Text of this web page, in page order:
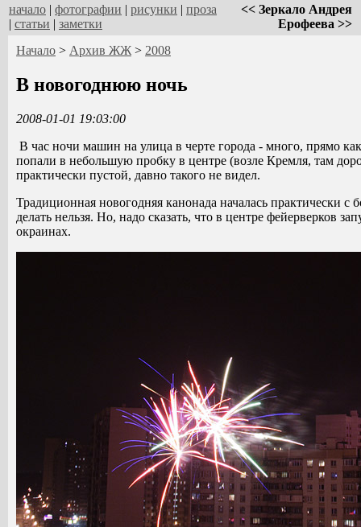
начало | фотографии | рисунки | проза
| статьи | заметки
<< Зеркало Андрея
Ерофеева >>
Начало > Архив ЖЖ > 2008
В новогоднюю ночь
2008-01-01 19:03:00
В час ночи машин на улица в черте города - много, прямо
попали в небольшую пробку в центре (возле Кремля, там
практически пустой, давно такого не видел.
Традиционная новогодняя канонада началась практически с
делать нельзя. Но, надо сказать, что в центре фейерверков
окраинах.